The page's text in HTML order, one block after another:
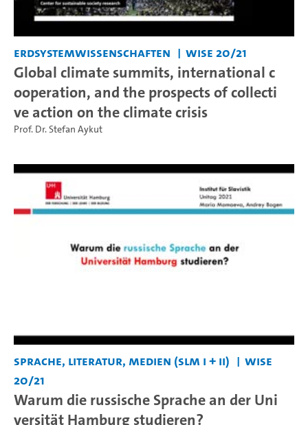
Erdsystemwissenschaften WiSe 20/21
Global climate summits, international c
ooperation, and the prospects of collecti
ve action on the climate crisis
Prof. Dr. Stefan Aykut
Sprache, Literatur, Medien (SLM I + II)
WiSe
20/21
Warum die russische Sprache an der Uni
versität Hamburg studieren?